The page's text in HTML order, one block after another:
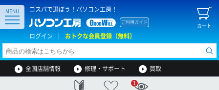
コスパで選ぼう！パソコン工房！
カート
ご利用ガイド
ログイン おトクな会員登録（無料）
MENU
全国店舗情報 修理・サポート 買取
1